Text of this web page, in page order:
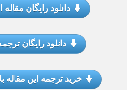
دانلود رایگان
دانلود رایگان
خرید ترجمه این مقاله